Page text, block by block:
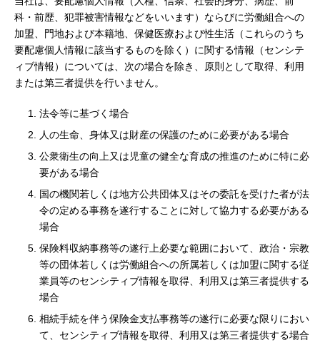
科・前歴、犯罪被害情報などをいいます）ならびに労働組合への
加盟、門地および本籍地、保健医療および性生活（これらのうち
要配慮個人情報に該当するものを除く）に関する情報（センシテ
ィブ情報）については、次の場合を除き、原則として取得、利用
または第三者提供を行いません。
法令等に基づく場合
人の生命、身体又は財産の保護のために必要がある場合
公衆衛生の向上又は児童の健全な育成の推進のために特に必
要がある場合
国の機関若しくは地方公共団体又はその委託を受けた者が法
令の定める事務を遂行することに対して協力する必要がある
場合
保険料収納事務等の遂行上必要な範囲において、政治・宗教
等の団体若しくは労働組合への所属若しくは加盟に関する従
業員等のセンシティブ情報を取得、利用又は第三者提供する
場合
相続手続を伴う保険金支払事務等の遂行に必要な限りにおい
て、センシティブ情報を取得、利用又は第三者提供する場合